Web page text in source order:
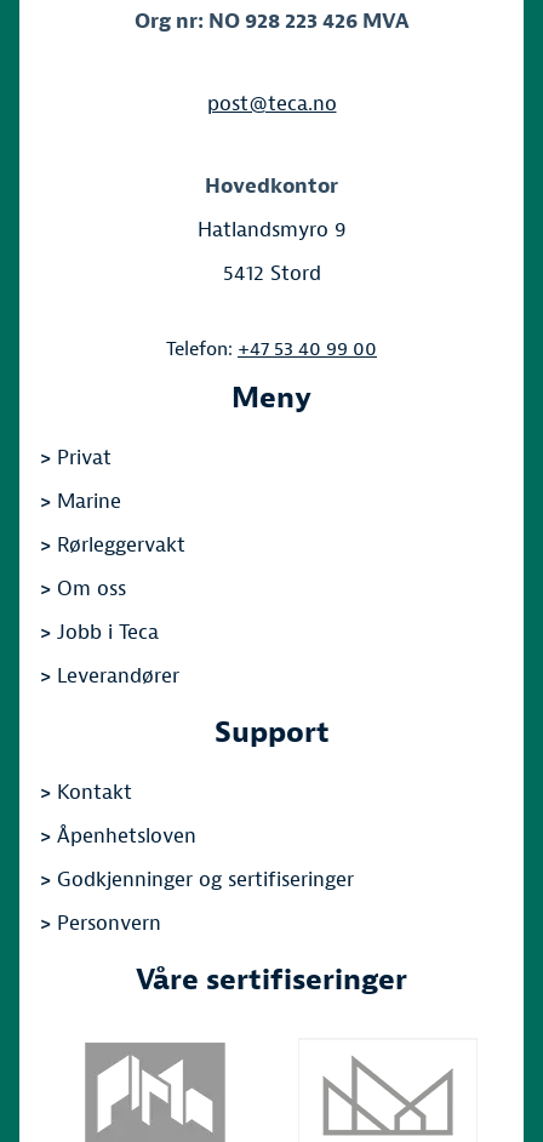
Org nr: NO 928 223 426 MVA
post@teca.no
Hovedkontor
Hatlandsmyro 9
5412 Stord
Telefon: +47 53 40 99 00
Meny
> Privat
> Marine
> Rørleggervakt
> Om oss
> Jobb i Teca
> Leverandører
Support
> Kontakt
> Åpenhetsloven
> Godkjenninger og sertifiseringer
> Personvern
Våre sertifiseringer